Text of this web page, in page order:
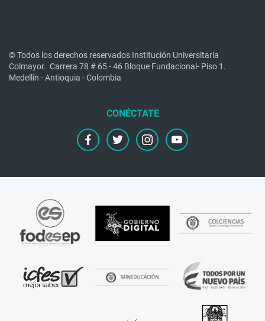
© Todos los derechos reservados Institución Universitaria
Colmayor. Carrera 78 # 65 - 46 Bloque Fundacional- Piso 1.
Medellín - Antioquia - Colombia